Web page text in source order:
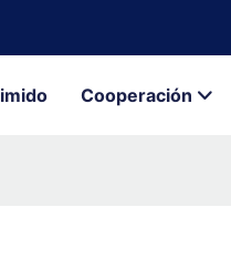
Cooperación